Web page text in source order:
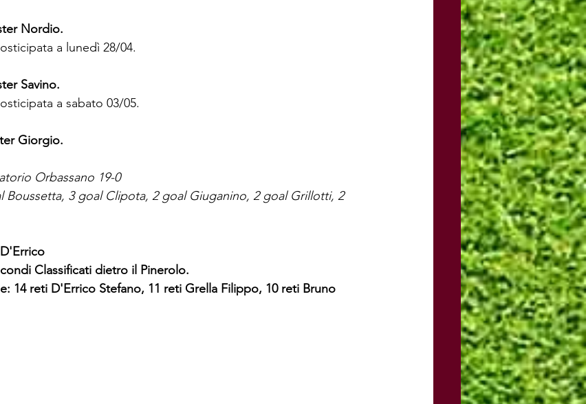
Nordio.
a lunedì 28/04.
Savino.
a sabato 03/05.
Giorgio.
Orbassano 19-0
Boussetta, 3 goal Clipota, 2 goal Giuganino, 2 goal Grillotti, 2
Classificati dietro il Pinerolo.
14 reti D'Errico Stefano, 11 reti Grella Filippo, 10 reti Bruno